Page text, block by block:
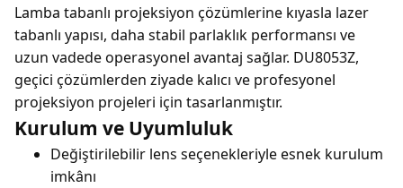
Lamba tabanlı projeksiyon çözümlerine kıyasla lazer
tabanlı yapısı, daha stabil parlaklık performansı ve
uzun vadede operasyonel avantaj sağlar. DU8053Z,
geçici çözümlerden ziyade kalıcı ve profesyonel
projeksiyon projeleri için tasarlanmıştır.
Kurulum ve Uyumluluk
Değiştirilebilir lens seçenekleriyle esnek kurulum
imkânı